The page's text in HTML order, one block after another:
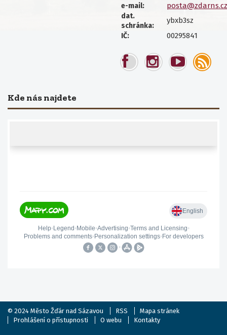
e-mail: posta@zdarns.cz
dat.
schránka:
ybxb3sz
IČ: 00295841
Kde nás najdete
© 2024 Město Žďár nad Sázavou RSS
Mapa stránek
Prohlášení o přístupnosti
O webu Kontakty